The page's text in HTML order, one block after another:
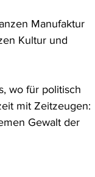
Manufaktur
Kultur und
wo für politisch
mit Zeitzeugen:
Gewalt der